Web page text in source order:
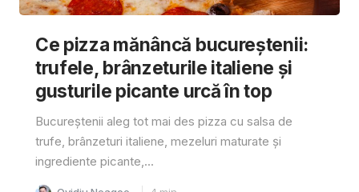
Ce pizza mănâncă bucureștenii:
trufele, brânzeturile italiene și
gusturile picante urcă în top
Bucureștenii aleg tot mai des pizza cu salsa de
trufe, brânzeturi italiene, mezeluri maturate și
ingrediente picante,...